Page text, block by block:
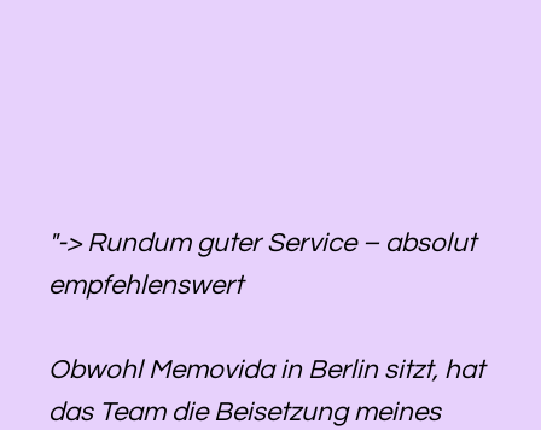
"-> Rundum guter Service – absolut
empfehlenswert
Obwohl Memovida in Berlin sitzt, hat
das Team die Beisetzung meines